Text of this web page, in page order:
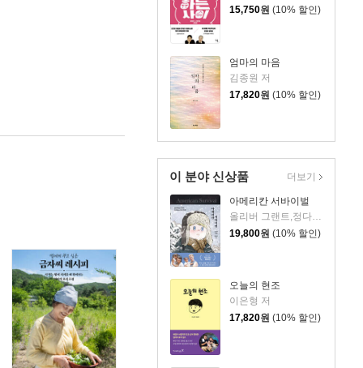
15,750원 (10% 할인)
엄마의 마음
김종원 저
17,820원 (10% 할인)
이 분야 신상품
아메리칸 서바이벌
19,800원 (10% 할인)
오늘의 현조
이은형 저
17,820원 (10% 할인)
더보기